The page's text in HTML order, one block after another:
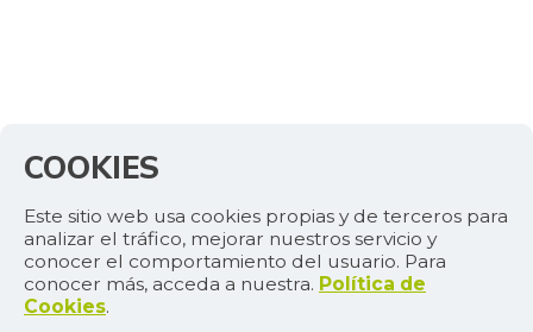
COOKIES
Este sitio web usa cookies propias y de terceros para
analizar el tráfico, mejorar nuestros servicio y
conocer el comportamiento del usuario. Para
conocer más, acceda a nuestra. Política de
Cookies.